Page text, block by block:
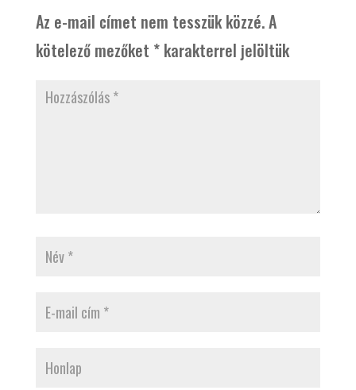
Az e-mail címet nem tesszük közzé.A
kötelező mezőket *karakterrel jelöltük